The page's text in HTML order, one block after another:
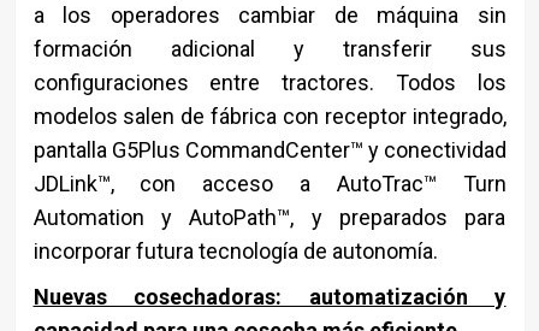
a los operadores cambiar de máquina sin
formación adicional y transferir sus
configuraciones entre tractores. Todos los
modelos salen de fábrica con receptor integrado,
pantalla G5Plus CommandCenter™ y conectividad
JDLink™, con acceso a AutoTrac™ Turn
Automation y AutoPath™, y preparados para
incorporar futura tecnología de autonomía.
Nuevas cosechadoras: automatización y